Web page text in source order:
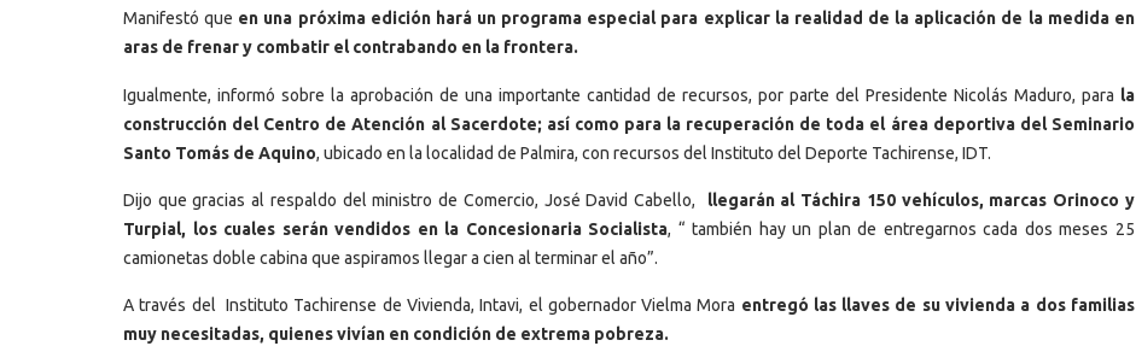
Manifestó que en una próxima edición hará un programa especial para explicar la realidad de la aplicación de la medida en
aras de frenar y combatir el contrabando en la frontera.
Igualmente, informó sobre la aprobación de una importante cantidad de recursos, por parte del Presidente Nicolás Maduro, para la
construcción del Centro de Atención al Sacerdote; así como para la recuperación de toda el área deportiva del Seminario
Santo Tomás de Aquino, ubicado en la localidad de Palmira, con recursos del Instituto del Deporte Tachirense, IDT.
Dijo que gracias al respaldo del ministro de Comercio, José David Cabello,
llegarán al Táchira 150 vehículos, marcas Orinoco y
Turpial, los cuales serán vendidos en la Concesionaria Socialista, “ también hay un plan de entregarnos cada dos meses 25
camionetas doble cabina que aspiramos llegar a cien al terminar el año”.
A través del Instituto Tachirense de Vivienda, Intavi, el gobernador Vielma Mora entregó las llaves de su vivienda a dos familias
muy necesitadas, quienes vivían en condición de extrema pobreza.